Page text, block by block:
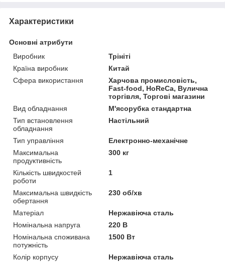
Характеристики
Основні атрибути
Виробник
Трініті
Країна виробник
Китай
Сфера використання
Харчова промисловість,
Fast-food, HoReCa, Вулична
торгівля, Торгові магазини
Вид обладнання
М'ясорубка стандартна
Тип встановлення
обладнання
Настільний
Тип управління
Електронно-механічне
Максимальна
продуктивність
300 кг
Кількість швидкостей
роботи
1
Максимальна швидкість
обертання
230 об/хв
Матеріал
Нержавіюча сталь
Номінальна напруга
220 В
Номінальна споживана
потужність
1500 Вт
Колір корпусу
Нержавіюча сталь